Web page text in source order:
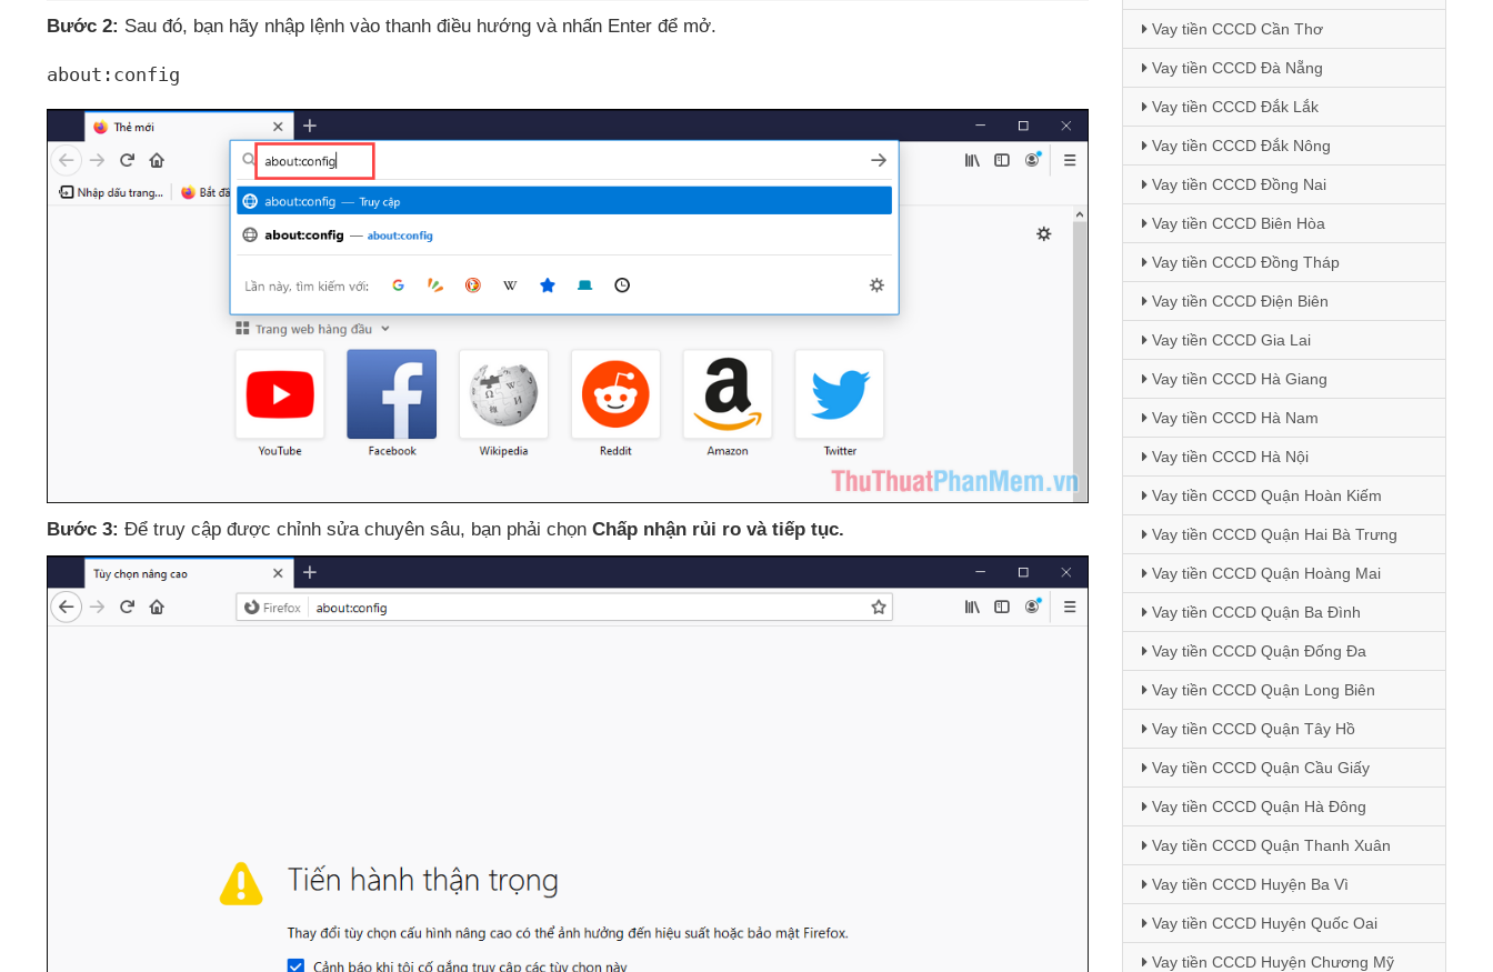
Bước 2: Sau đó, bạn hãy nhập lệnh vào thanh điều hướng và nhấn Enter để mở.
about:config
Bước 3: Để truy cập được chỉnh sửa chuyên sâu, bạn phải chọn Chấp nhận rủi ro và tiếp tục.
Vay tiền CCCD Cần Thơ
Vay tiền CCCD Đà Nẵng
Vay tiền CCCD Đắk Lắk
Vay tiền CCCD Đắk Nông
Vay tiền CCCD Đồng Nai
Vay tiền CCCD Biên Hòa
Vay tiền CCCD Đồng Tháp
Vay tiền CCCD Điện Biên
Vay tiền CCCD Gia Lai
Vay tiền CCCD Hà Giang
Vay tiền CCCD Hà Nam
Vay tiền CCCD Hà Nội
Vay tiền CCCD Quận Hoàn Kiếm
Vay tiền CCCD Quận Hai Bà Trưng
Vay tiền CCCD Quận Hoàng Mai
Vay tiền CCCD Quận Ba Đình
Vay tiền CCCD Quận Đống Đa
Vay tiền CCCD Quận Long Biên
Vay tiền CCCD Quận Tây Hồ
Vay tiền CCCD Quận Cầu Giấy
Vay tiền CCCD Quận Hà Đông
Vay tiền CCCD Quận Thanh Xuân
Vay tiền CCCD Huyện Ba Vì
Vay tiền CCCD Huyện Quốc Oai
Vay tiền CCCD Huyện Chương Mỹ